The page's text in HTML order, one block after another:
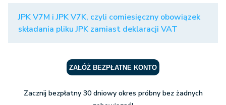
JPK V7M i JPK V7K, czyli comiesięczny obowiązek
składania pliku JPK zamiast deklaracji VAT
ZAŁÓŻ BEZPŁATNE KONTO
Zacznij bezpłatny 30 dniowy okres próbny bez żadnych